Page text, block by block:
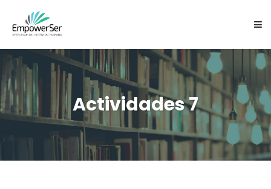
NOSOTROS
SERVICIOS
CARTAS EXPRESIVAS ES
EQUIPO
Actividades 7